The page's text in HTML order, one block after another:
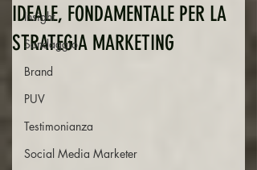
Insight
Sondaggio
Brand
PUV
Testimonianza
Social Media Marketer
IDEALE, FONDAMENTALE PER LA
STRATEGIA MARKETING